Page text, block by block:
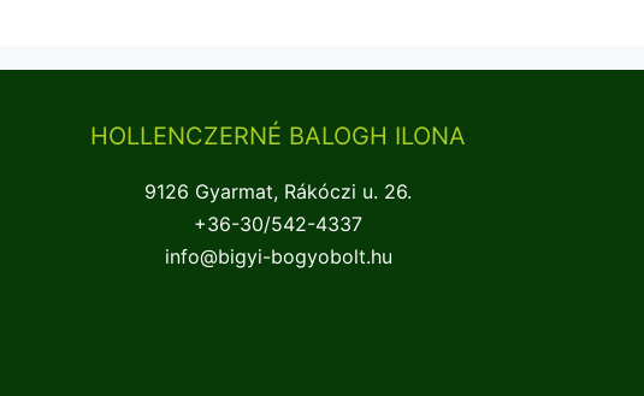
HOLLENCZERNÉ BALOGH ILONA
9126 Gyarmat, Rákóczi u. 26.
+36-30/542-4337
info@bigyi-bogyobolt.hu